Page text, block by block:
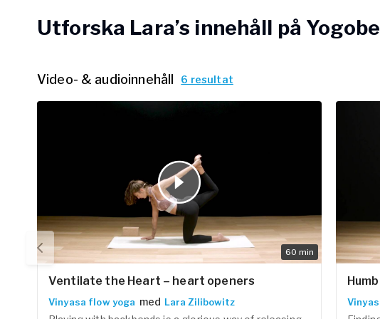
Pausa Smart
Utforska Lara’s innehåll på Yogobe
Video- & audioinnehåll 6 resultat
60 min
Ventilate the Heart – heart openers
Vinyasa flow yoga med Lara Zilibowitz